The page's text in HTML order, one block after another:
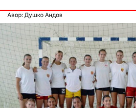
Авор: Душко Андов